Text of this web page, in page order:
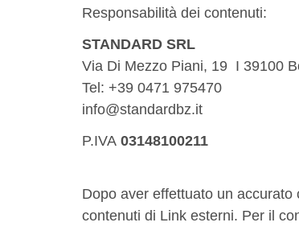
Responsabilità dei contenuti:
STANDARD SRL
Via Di Mezzo Piani, 19 I 39100
Tel: +39 0471 975470
info@standardbz.it
P.IVA 03148100211
Dopo aver effettuato un
contenuti di Link esterni. Per il